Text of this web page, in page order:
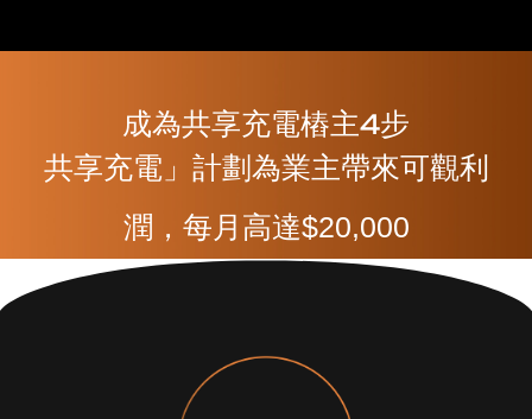
成為共享充電樁主4步
共享充電」計劃為業主帶來可觀利
潤，每月高達$20,000